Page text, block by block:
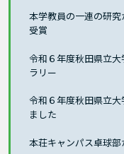
本学教員の一連の研
受賞
令和６年度秋田県立
ラリー
令和６年度秋田県立
ました
本荘キャンパス卓球